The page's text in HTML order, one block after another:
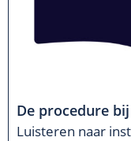
De procedure
Luisteren naar